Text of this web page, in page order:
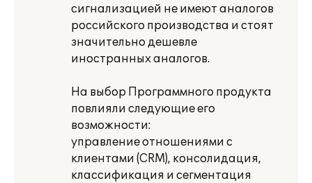
сигнализацией не имеют аналогов
российского производства и стоят
значительно дешевле
иностранных аналогов.
На выбор Программного продукта
повлияли следующие его
возможности:
управление отношениями с
клиентами (CRM), консолидация,
классификация и сегментация